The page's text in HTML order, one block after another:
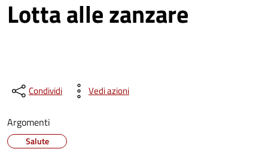
Lotta alle zanzare
Condividi Vedi azioni
Argomenti
Salute